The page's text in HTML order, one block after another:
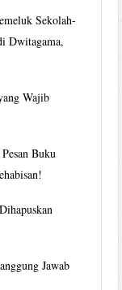
Sekolah-
Dwitagama,
Wajib
Buku
Jawab